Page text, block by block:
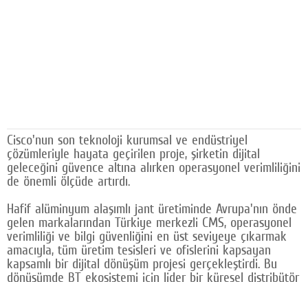
Facebook
Twitter
Google Plus
© 2026 TÜM HAKLARI SAKLIDIR
Cisco'nun son teknoloji kurumsal ve endüstriyel
çözümleriyle hayata geçirilen proje, şirketin dijital
geleceğini güvence altına alırken operasyonel verimliliğini
de önemli ölçüde artırdı.
Hafif alüminyum alaşımlı jant üretiminde Avrupa'nın önde
gelen markalarından Türkiye merkezli CMS, operasyonel
verimliliği ve bilgi güvenliğini en üst seviyeye çıkarmak
amacıyla, tüm üretim tesisleri ve ofislerini kapsayan
kapsamlı bir dijital dönüşüm projesi gerçekleştirdi. Bu
dönüşümde BT ekosistemi için lider bir küresel distribütör